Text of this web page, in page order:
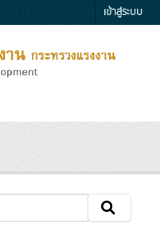
เข้าสู่ระบบ